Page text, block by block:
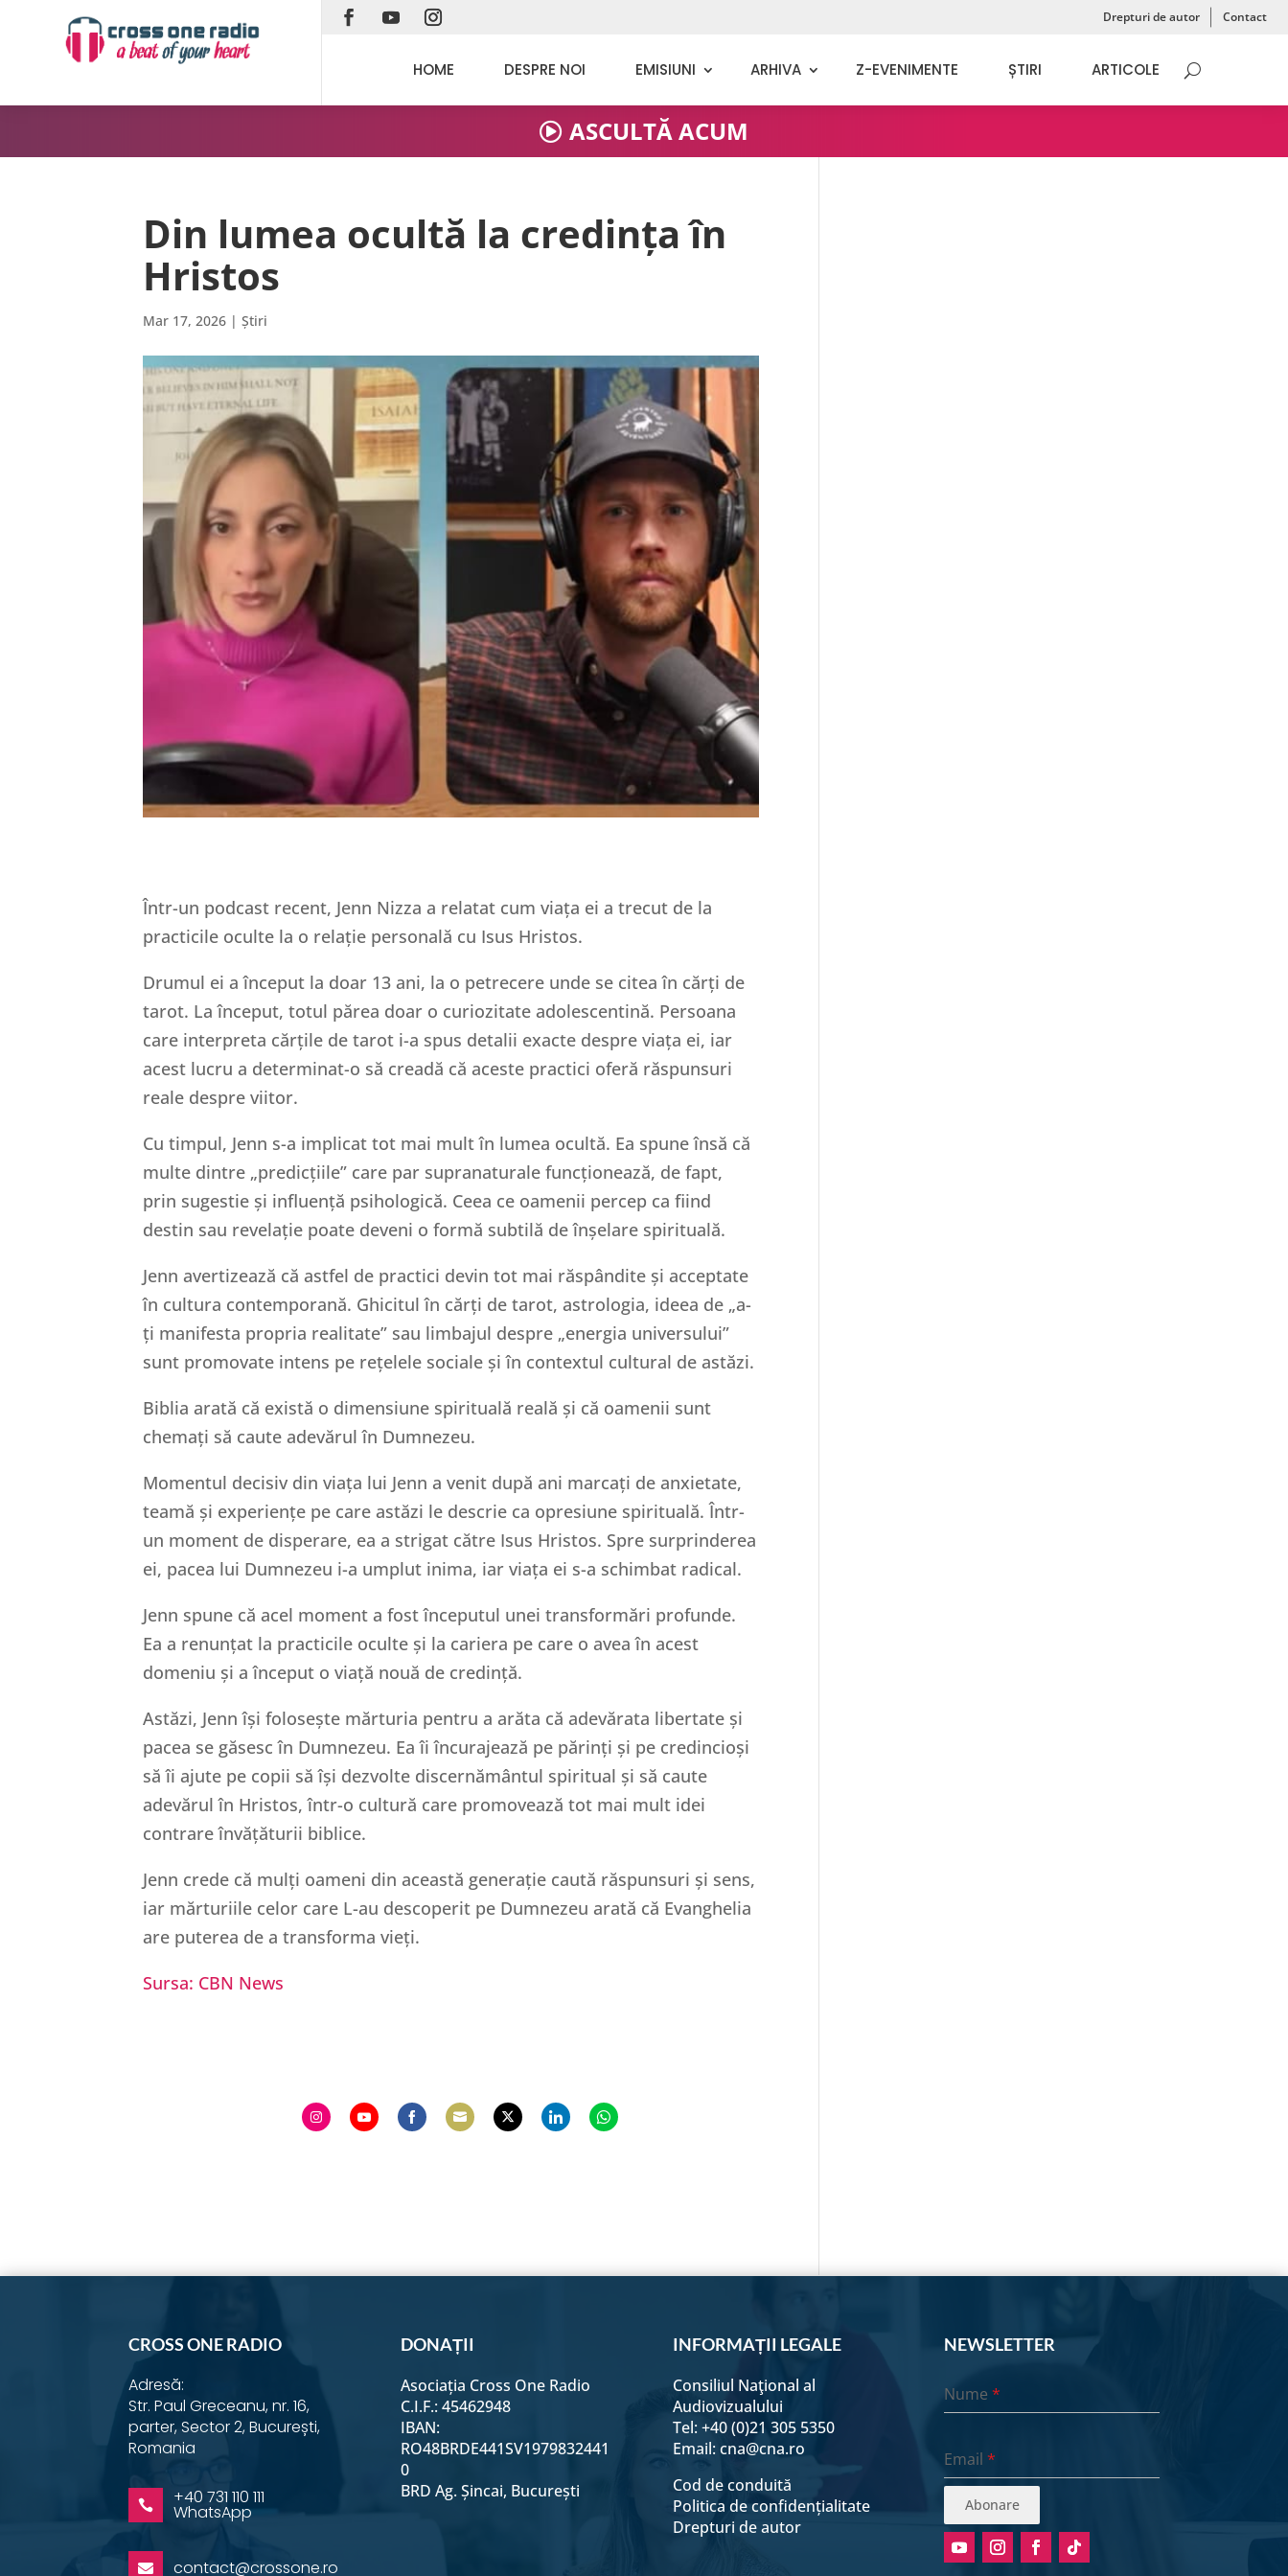
Drepturi de autor Contact
HOME DESPRE NOI EMISIUNI ARHIVA Z-EVENIMENTE ȘTIRI ARTICOLE
ASCULTĂ ACUM
Din lumea ocultă la credința în
Hristos
Mar 17, 2026 |Știri
Într-un podcast recent, Jenn Nizza a relatat cum viața ei a trecut de la
practicile oculte la o relație personală cu Isus Hristos.
Drumul ei a început la doar 13 ani, la o petrecere unde se citea în cărți de
tarot. La început, totul părea doar o curiozitate adolescentină. Persoana
care interpreta cărțile de tarot i-a spus detalii exacte despre viața ei, iar
acest lucru a determinat-o să creadă că aceste practici oferă răspunsuri
reale despre viitor.
Cu timpul, Jenn s-a implicat tot mai mult în lumea ocultă. Ea spune însă că
multe dintre „predicțiile” care par supranaturale funcționează, de fapt,
prin sugestie și influență psihologică. Ceea ce oamenii percep ca fiind
destin sau revelație poate deveni o formă subtilă de înșelare spirituală.
Jenn avertizează că astfel de practici devin tot mai răspândite și acceptate
în cultura contemporană. Ghicitul în cărți de tarot, astrologia, ideea de „a-
ți manifesta propria realitate” sau limbajul despre „energia universului”
sunt promovate intens pe rețelele sociale și în contextul cultural de astăzi.
Biblia arată că există o dimensiune spirituală reală și că oamenii sunt
chemați să caute adevărul în Dumnezeu.
Momentul decisiv din viața lui Jenn a venit după ani marcați de anxietate,
teamă și experiențe pe care astăzi le descrie ca opresiune spirituală. Într-
un moment de disperare, ea a strigat către Isus Hristos. Spre surprinderea
ei, pacea lui Dumnezeu i-a umplut inima, iar viața ei s-a schimbat radical.
Jenn spune că acel moment a fost începutul unei transformări profunde.
Ea a renunțat la practicile oculte și la cariera pe care o avea în acest
domeniu și a început o viață nouă de credință.
Astăzi, Jenn își folosește mărturia pentru a arăta că adevărata libertate și
pacea se găsesc în Dumnezeu. Ea îi încurajează pe părinți și pe credincioși
să îi ajute pe copii să își dezvolte discernământul spiritual și să caute
adevărul în Hristos, într-o cultură care promovează tot mai mult idei
contrare învățăturii biblice.
Jenn crede că mulți oameni din această generație caută răspunsuri și sens,
iar mărturiile celor care L-au descoperit pe Dumnezeu arată că Evanghelia
are puterea de a transforma vieți.
Sursa: CBN News
CROSS ONE RADIO
Adresă:
Str. Paul Greceanu, nr. 16,
parter, Sector 2, București,
Romania
 +40 731 110 111
WhatsApp
 contact@crossone.ro
DONAȚII
Asociația Cross One Radio
C.I.F.: 45462948
IBAN:
RO48BRDE441SV1979832441
0
BRD Ag. Șincai, București
INFORMAȚII LEGALE
Consiliul Naţional al
Audiovizualului
Tel: +40 (0)21 305 5350
Email:cna@cna.ro
Cod de conduită
Politica de confidențialitate
Drepturi de autor
NEWSLETTER
Nume*
Email*
Abonare